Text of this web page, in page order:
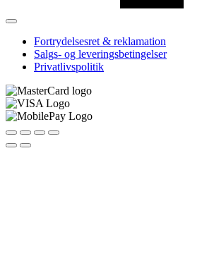
Fortrydelsesret & reklamation
Salgs- og leveringsbetingelser
Privatlivspolitik